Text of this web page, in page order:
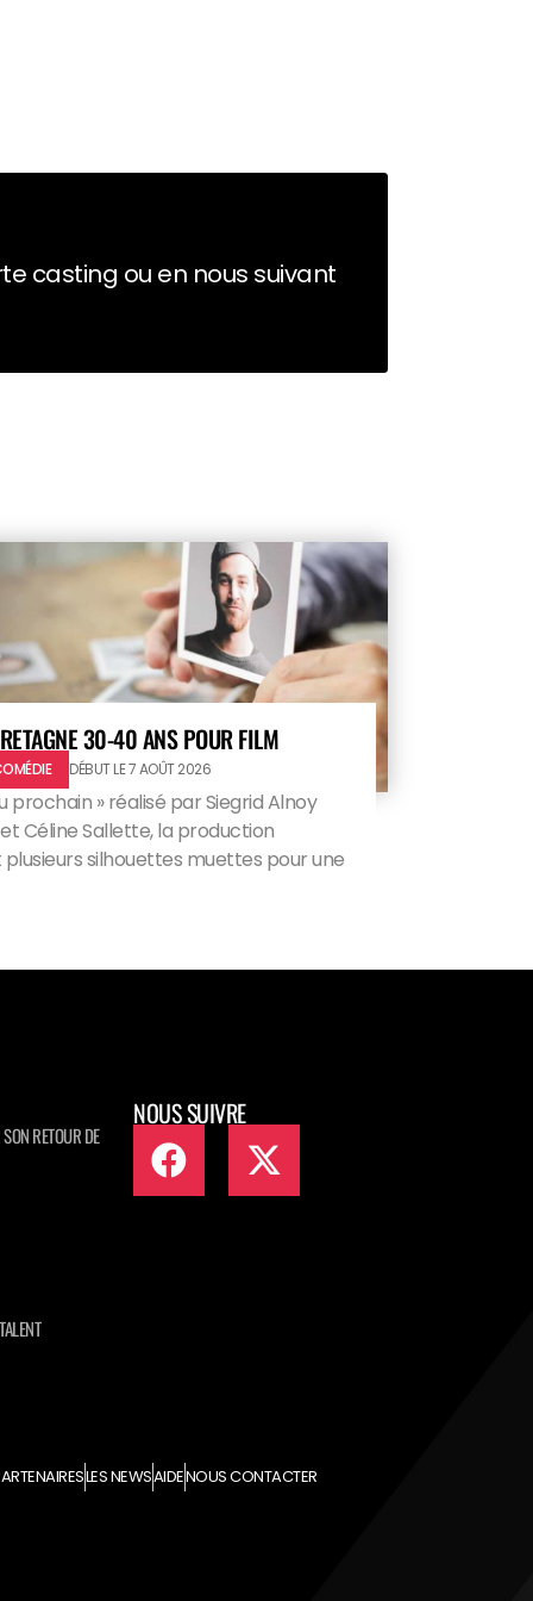
casting ou en nous suivant
30-40 ANS POUR FILM
DÉBUT LE 7 AOÛT 2026
prochain » réalisé par Siegrid Alnoy
Céline Sallette, la production
silhouettes muettes pour une
RETOUR DE
NOUS SUIVRE
LES NEWSAIDENOUS CONTACTER